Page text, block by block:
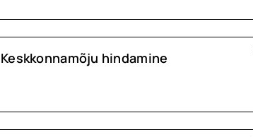
Keskkonnamõju hindamine